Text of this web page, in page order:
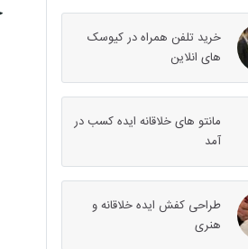
خرید تلفن همراه در کیوسک
های انلاین
مانتو های خلاقانه ایده کسب در
آمد
طراحی کفش ایده خلاقانه و
هنری